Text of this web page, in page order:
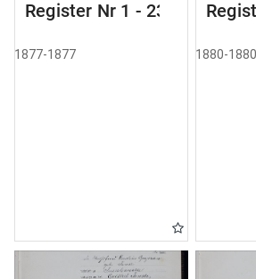
Register Nr 1 - 236
1877-1877 1880-1880